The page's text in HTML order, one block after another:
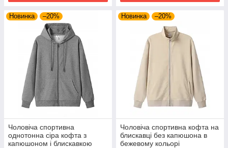
Новинка –20%
Чоловіча спортивна
однотонна сіра кофта з
капюшоном і блискавкою
Новинка –20%
Чоловіча спортивна кофта на
блискавці без капюшона в
бежевому кольорі